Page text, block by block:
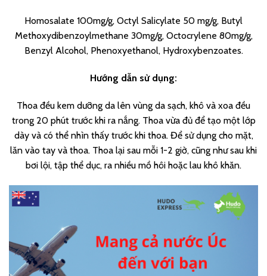
Homosalate 100mg/g, Octyl Salicylate 50 mg/g, Butyl
Methoxydibenzoylmethane 30mg/g, Octocrylene 80mg/g,
Benzyl Alcohol, Phenoxyethanol, Hydroxybenzoates.
Hướng dẫn sử dụng:
Thoa đều kem dưỡng da lên vùng da sạch, khô và xoa đều
trong 20 phút trước khi ra nắng. Thoa vừa đủ để tạo một lớp
dày và có thể nhìn thấy trước khi thoa. Để sử dụng cho mặt,
lăn vào tay và thoa. Thoa lại sau mỗi 1-2 giờ, cũng như sau khi
bơi lội, tập thể dục, ra nhiều mồ hôi hoặc lau khô khăn.